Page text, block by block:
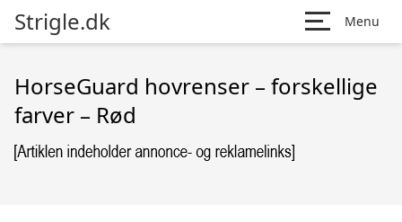
Strigle.dk Menu
HorseGuard hovrenser – forskellige
farver – Rød